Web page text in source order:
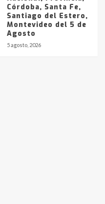
Córdoba, Santa Fe,
Santiago del Estero,
Montevideo del 5 de
Agosto
5 agosto, 2026